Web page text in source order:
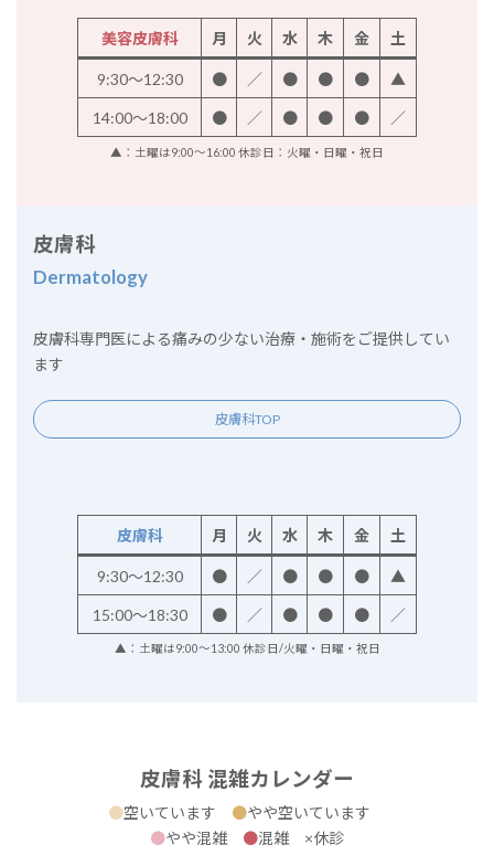
美容皮膚科 月 火 水 木 金 土
9:30～12:30 ● ／ ● ● ● ▲
14:00～18:00 ● ／ ● ● ● ／
▲：土曜は9:00～16:00 休診日：火曜・日曜・祝日
皮膚科
Dermatology
皮膚科専門医による痛みの少ない治療・施術をご提供してい
ます
皮膚科TOP
皮膚科 月 火 水 木 金 土
9:30～12:30 ● ／ ● ● ● ▲
15:00～18:30 ● ／ ● ● ● ／
▲：土曜は9:00～13:00 休診日/火曜・日曜・祝日
皮膚科 混雑カレンダー
●空いています ●やや空いています
●やや混雑 ●混雑 ×休診